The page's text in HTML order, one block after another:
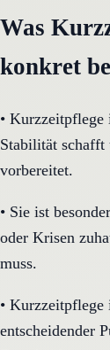
Was
konkret
• Kurzzeitpflege
Stabilität schafft
vorbereitet.
• Sie ist
oder Krisen
muss.
• Kurzzeitpflege
entscheidender